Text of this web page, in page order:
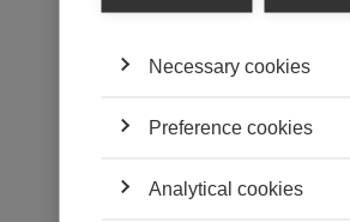
Necessary cookies
Preference cookies
Analytical cookies